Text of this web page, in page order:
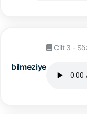
bilmeziye
Cilt 3 -